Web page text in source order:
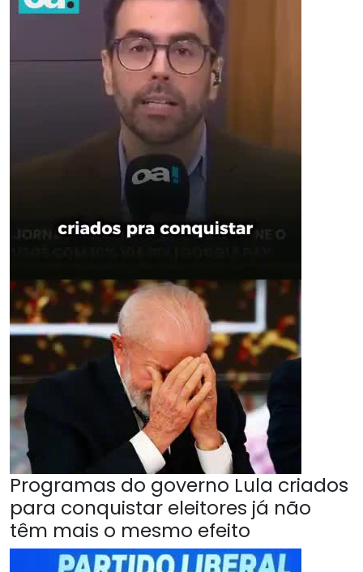
Programas do governo Lula criados
para conquistar eleitores já não
têm mais o mesmo efeito